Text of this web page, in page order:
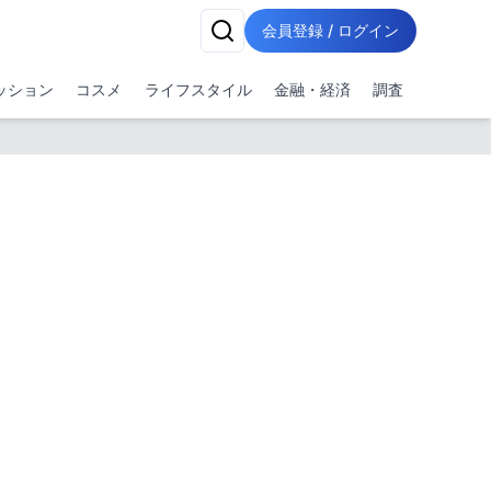
会員登録 / ログイン
ション コスメ ライフスタイル 金融・経済 調査